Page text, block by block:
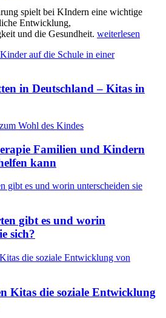
spielt bei KIndern eine wichtige
Entwicklung,
und die Gesundheit. weiterlesen
in Deutschland – Kitas in
Familien und Kindern
kann
gibt es und worin
sich?
Kitas die soziale Entwicklung